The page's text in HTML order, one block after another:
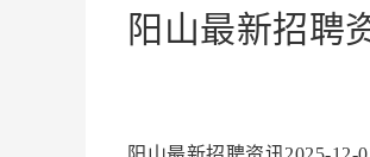
阳山最新招聘